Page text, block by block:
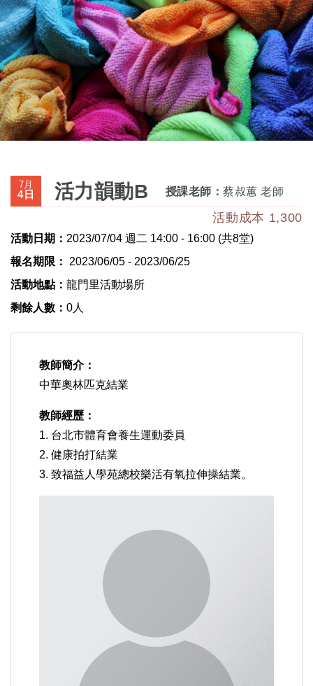
7月
4日 活力韻動B 授課老師： 蔡叔蕙 老師
活動成本 1,300
活動日期： 2023/07/04 週二 14:00 - 16:00 (共8堂)
報名期限：
2023/06/05 - 2023/06/25
活動地點： 龍門里活動場所
剩餘人數： 0人
教師簡介：
中華奧林匹克結業
教師經歷：
1. 台北市體育會養生運動委員
2. 健康拍打結業
3. 致福益人學苑總校樂活有氧拉伸操結業。